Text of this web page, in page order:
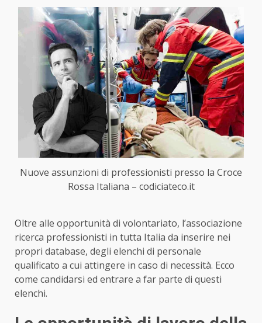
Nuove assunzioni di professionisti presso la Croce
Rossa Italiana – codiciateco.it
Oltre alle opportunità di volontariato, l’associazione
ricerca professionisti in tutta Italia da inserire nei
propri database, degli elenchi di personale
qualificato a cui attingere in caso di necessità. Ecco
come candidarsi ed entrare a far parte di questi
elenchi.